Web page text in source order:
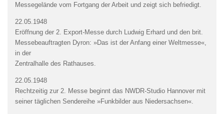
Messegelände vom Fortgang der Arbeit und zeigt sich befriedigt.
22.05.1948
Eröffnung der 2. Export-Messe durch Ludwig Erhard und den brit.
Messebeauftragten Dyron: »Das ist der Anfang einer Weltmesse«,
in der
Zentralhalle des Rathauses.
22.05.1948
Rechtzeitig zur 2. Messe beginnt das NWDR-Studio Hannover mit
seiner täglichen Sendereihe »Funkbilder aus Niedersachsen«.